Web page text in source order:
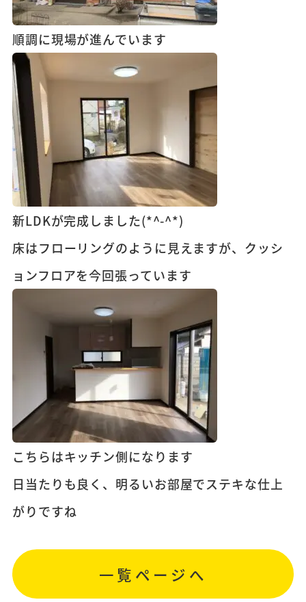
順調に現場が進んでいます
新LDKが完成しました(*^-^*)
床はフローリングのように見えますが、クッシ
ョンフロアを今回張っています
こちらはキッチン側になります
日当たりも良く、明るいお部屋でステキな仕上
がりですね
一覧ページへ